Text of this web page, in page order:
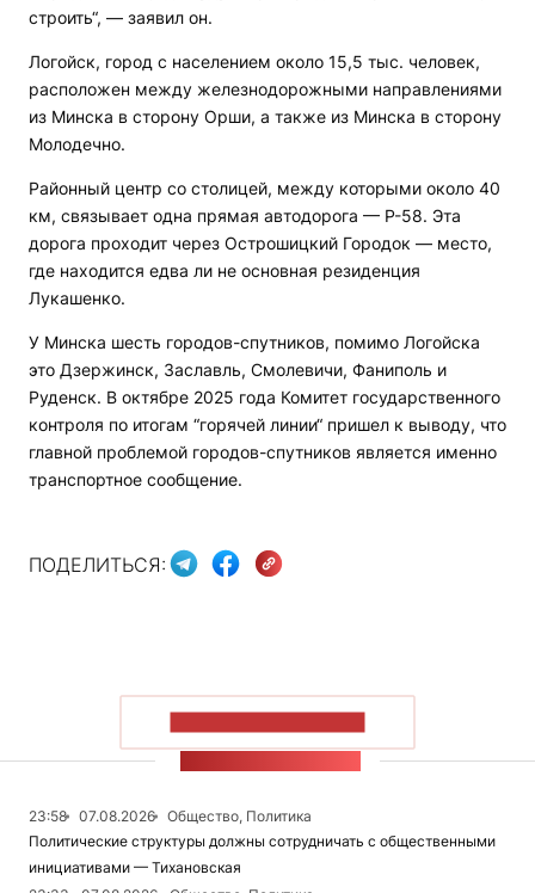
строить“, — заявил он.
Логойск, город с населением около 15,5 тыс. человек,
расположен между железнодорожными направлениями
из Минска в сторону Орши, а также из Минска в сторону
Молодечно.
Районный центр со столицей, между которыми около 40
км, связывает одна прямая автодорога — Р-58. Эта
дорога проходит через Острошицкий Городок — место,
где находится едва ли не основная резиденция
Лукашенко.
У Минска шесть городов-спутников, помимо Логойска
это Дзержинск, Заславль, Смолевичи, Фаниполь и
Руденск. В октябре 2025 года Комитет государственного
контроля по итогам “горячей линии“ пришел к выводу, что
главной проблемой городов-спутников является именно
транспортное сообщение.
ПОДЕЛИТЬСЯ:
23:58 07.08.2026
Общество, Политика
Политические структуры должны сотрудничать с общественными
инициативами — Тихановская